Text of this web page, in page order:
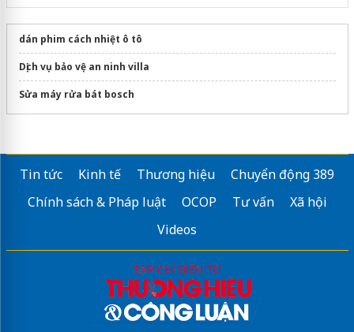
dán phim cách nhiệt ô tô
Dịch vụ bảo vệ an ninh villa
Sửa máy rửa bát bosch
Tin tức Kinh tế Thương hiệu
Chuyển động 389
Chính sách & Pháp luật
OCOP Tư vấn
Xã hội
Videos